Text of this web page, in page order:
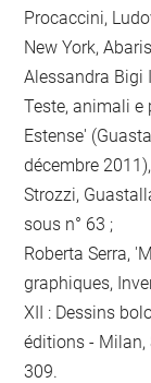
Procaccini,
New York,
Alessandra Bigi
Teste, animali e
Estense'
décembre
Strozzi,
sous n° 63 ;
Roberta Serra,
graphiques,
XII : Dessins
éditions - Milan,
309.